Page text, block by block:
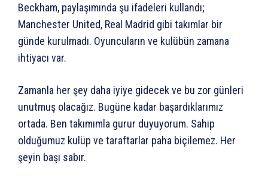
Beckham, paylaşımında şu ifadeleri kullandı;
Manchester United, Real Madrid gibi takımlar bir
günde kurulmadı. Oyuncuların ve kulübün zamana
ihtiyacı var.
Zamanla her şey daha iyiye gidecek ve bu zor günleri
unutmuş olacağız. Bugüne kadar başardıklarımız
ortada. Ben takımımla gurur duyuyorum. Sahip
olduğumuz kulüp ve taraftarlar paha biçilemez. Her
şeyin başı sabır.